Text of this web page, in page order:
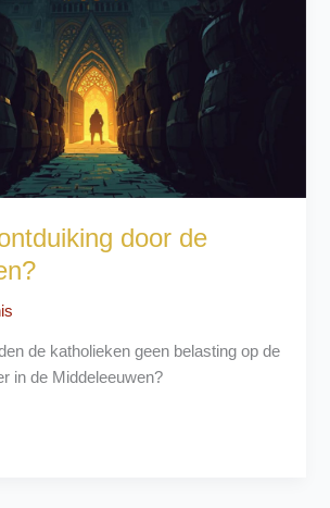
door de
de katholieken geen belasting op de
in de Middeleeuwen?